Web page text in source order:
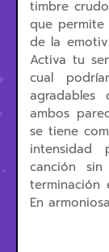
timbre
que
de la
Activa tu
cual
ambos
se tiene
intensidad
canción
terminación
En